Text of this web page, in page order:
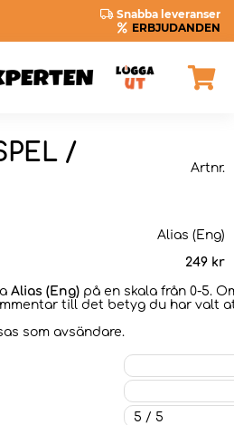
Snabba leveranser
ERBJUDANDEN
/
Artnr.
Alias (Eng)
249 kr
Alias (Eng) på en skala från 0-5.
till det betyg du har valt
som avsändare.